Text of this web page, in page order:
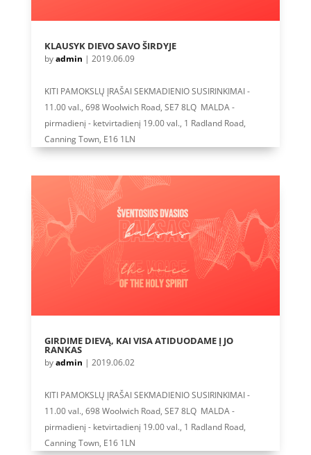
KLAUSYK DIEVO SAVO ŠIRDYJE
byadmin | 2019.06.09
KITI PAMOKSLŲ ĮRAŠAI SEKMADIENIO SUSIRINKIMAI -
11.00 val., 698 Woolwich Road, SE7 8LQ MALDA -
pirmadienį - ketvirtadienį 19.00 val., 1 Radland Road,
Canning Town, E16 1LN
GIRDIME DIEVĄ, KAI VISA ATIDUODAME Į JO
RANKAS
byadmin | 2019.06.02
KITI PAMOKSLŲ ĮRAŠAI SEKMADIENIO SUSIRINKIMAI -
11.00 val., 698 Woolwich Road, SE7 8LQ MALDA -
pirmadienį - ketvirtadienį 19.00 val., 1 Radland Road,
Canning Town, E16 1LN